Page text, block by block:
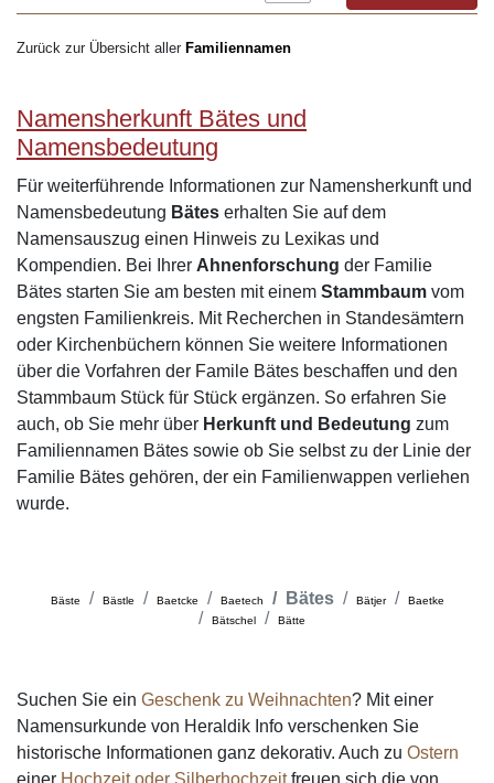
Zurück zur Übersicht aller Familiennamen
Namensherkunft Bätes und
Namensbedeutung
Für weiterführende Informationen zur Namensherkunft und
Namensbedeutung Bätes erhalten Sie auf dem
Namensauszug einen Hinweis zu Lexikas und
Kompendien. Bei Ihrer Ahnenforschung der Familie
Bätes starten Sie am besten mit einem Stammbaum vom
engsten Familienkreis. Mit Recherchen in Standesämtern
oder Kirchenbüchern können Sie weitere Informationen
über die Vorfahren der Famile Bätes beschaffen und den
Stammbaum Stück für Stück ergänzen. So erfahren Sie
auch, ob Sie mehr über Herkunft und Bedeutung zum
Familiennamen Bätes sowie ob Sie selbst zu der Linie der
Familie Bätes gehören, der ein Familienwappen verliehen
wurde.
Bäste Bästle Baetcke Baetech Bätes Bätjer
Baetke
Bätschel
Bätte
Suchen Sie ein Geschenk zu Weihnachten? Mit einer
Namensurkunde von Heraldik Info verschenken Sie
historische Informationen ganz dekorativ. Auch zu Ostern